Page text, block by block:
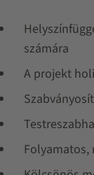
számára
A projekt